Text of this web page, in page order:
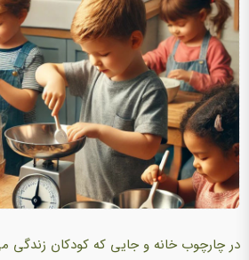
در چارچوب خانه و جایی که کودکان زندگی